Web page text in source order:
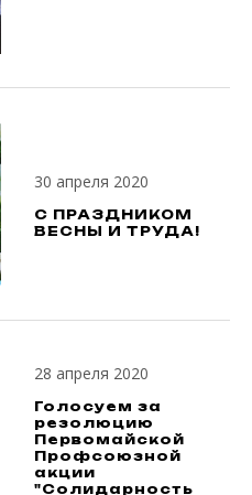
30 апреля 2020
С ПРАЗДНИКОМ
ВЕСНЫ И ТРУДА!
28 апреля 2020
Голосуем за
резолюцию
Первомайской
Профсоюзной
акции
"Солидарность